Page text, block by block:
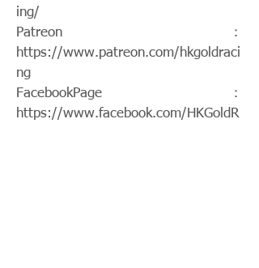
ing/
Patreon：
https://www.patreon.com/hkgoldraci
ng
FacebookPage：
https://www.facebook.com/HKGoldR